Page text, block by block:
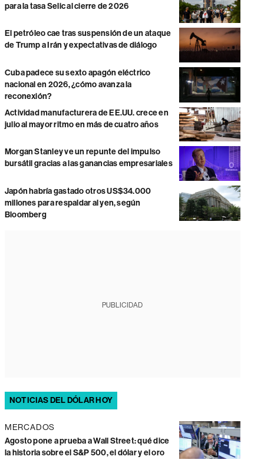
para la tasa Selic al cierre de 2026
El petróleo cae tras suspensión de un ataque
de Trump a Irán y expectativas de diálogo
Cuba padece su sexto apagón eléctrico
nacional en 2026, ¿cómo avanza la
reconexión?
Actividad manufacturera de EE.UU. crece en
julio al mayor ritmo en más de cuatro años
Morgan Stanley ve un repunte del impulso
bursátil gracias a las ganancias empresariales
Japón habría gastado otros US$34.000
millones para respaldar al yen, según
Bloomberg
PUBLICIDAD
NOTICIAS DEL DÓLAR HOY
MERCADOS
Agosto pone a prueba a Wall Street: qué dice
la historia sobre el S&P 500, el dólar y el oro